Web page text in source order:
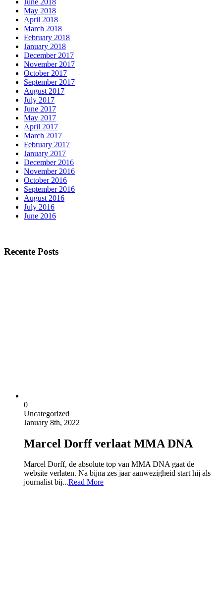
May 2018
April 2018
March 2018
February 2018
January 2018
December 2017
November 2017
October 2017
September 2017
August 2017
July 2017
June 2017
May 2017
April 2017
March 2017
February 2017
January 2017
December 2016
November 2016
October 2016
September 2016
August 2016
July 2016
June 2016
Recente Posts
0
Uncategorized
January 8th, 2022
Marcel Dorff verlaat MMA DNA
Marcel Dorff, de absolute top van MMA DNA gaat de
website verlaten. Na bijna zes jaar aanwezigheid start hij als
journalist bij...Read More